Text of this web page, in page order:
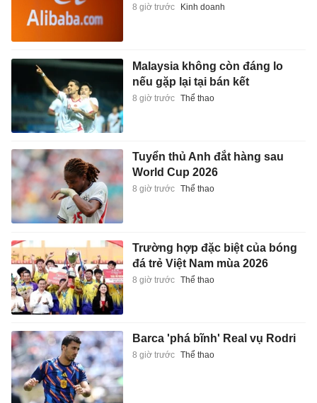
8 giờ trước Kinh doanh
Malaysia không còn đáng lo
nếu gặp lại tại bán kết
8 giờ trước Thể thao
Tuyển thủ Anh đắt hàng sau
World Cup 2026
8 giờ trước Thể thao
Trường hợp đặc biệt của bóng
đá trẻ Việt Nam mùa 2026
8 giờ trước Thể thao
Barca 'phá bĩnh' Real vụ Rodri
8 giờ trước Thể thao